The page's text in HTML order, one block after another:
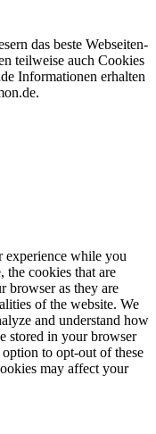
das beste Webseiten-
teilweise auch Cookies
Informationen erhalten
experience while you
the cookies that are
browser as they are
of the website. We
and understand how
stored in your browser
to opt-out of these
may affect your